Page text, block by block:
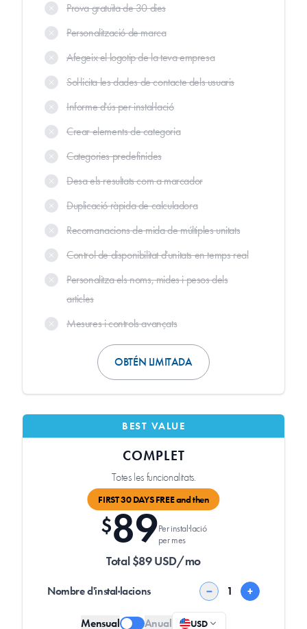
Prova gratuïta de 30 dies
Personalització de marca
Afegeix el logotip de la teva empresa
Sol·licita les dades de contacte dels usuaris
Informe d'ús per instal·lació
Crear elements de categoria
Categories predefinides
Desa els resultats com a marcador
Duplicació ràpida de calculadora
Recomanacions de mida de múltiples unitats
Control de disponibilitat d'unitats en temps real
Personalitza els noms, mides i pesos dels
articles
Mesures i controls avançats
OBTÉN LIMITADA
BEST VALUE
COMPLET
Totes les funcionalitats.
FIRST 30 DAYS FREE and then
$89Per instal·lació
per mes
Total $89 USD/mo
Nombre d'instal·lacions − +
Mensual Anual USD